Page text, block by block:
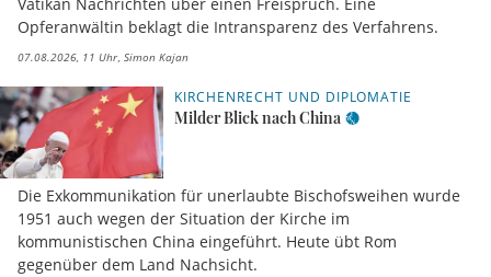
Opferanwältin beklagt die Intransparenz des Verfahrens.
07.08.2026, 11 Uhr Simon Kajan
KIRCHENRECHT UND DIPLOMATIE
Milder Blick nach China
Die Exkommunikation für unerlaubte Bischofsweihen wurde
1951 auch wegen der Situation der Kirche im
kommunistischen China eingeführt. Heute übt Rom
gegenüber dem Land Nachsicht.